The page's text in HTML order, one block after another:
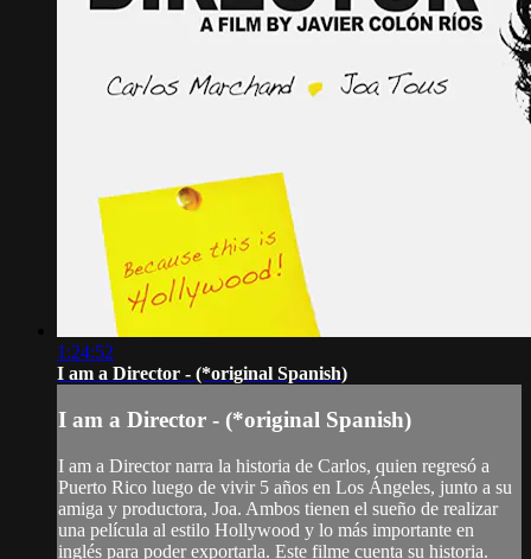
1:24:52
I am a Director - (*original Spanish)
I am a Director - (*original Spanish)
I am a Director narra la historia de Carlos, quien regresó a
Puerto Rico luego de vivir 5 años en Los Ángeles, junto a su
amiga y productora, Joa. Ambos tienen el sueño de realizar
una película al estilo Hollywood y lo más importante en
inglés para poder exportarla. Este filme cuenta su historia.